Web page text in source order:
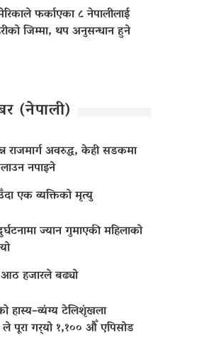
फर्काएका ८ नेपालीलाई
जिम्मा, थप अनुसन्धान हुने
(नेपाली)
राजमार्ग अवरुद्ध, केही सडकमा
नपाइने
एक व्यक्तिको मृत्यु
ज्यान गुमाएकी महिलाको
हजारले बढ्यो
हास्य–व्यंग्य टेलिशृंखला
ले पूरा गर्‍यो १,१०० औँ एपिसोड